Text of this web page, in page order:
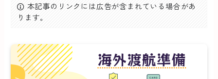
本記事のリンクには広告が含まれている場合があ
ります。